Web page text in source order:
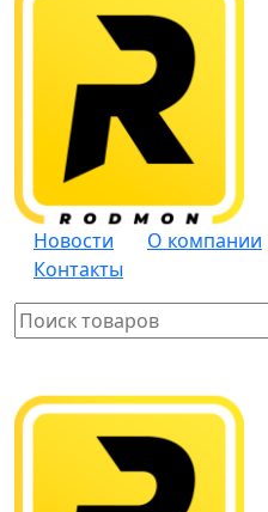
Новости
О компании
Контакты